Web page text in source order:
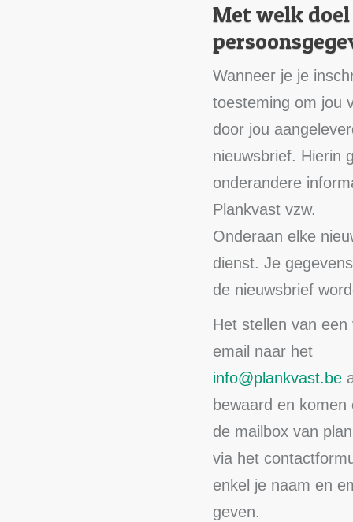
Met welk
Wanneer je je
toesteming om jou
door jou
nieuwsbrief. Hierin
onderandere
Plankvast vzw.
Onderaan elke
dienst. Je
de nieuwsbrief
Het stellen van
email naar het
info@plankvast.be
bewaard en komen
de mailbox van
via het
enkel je naam en
geven.